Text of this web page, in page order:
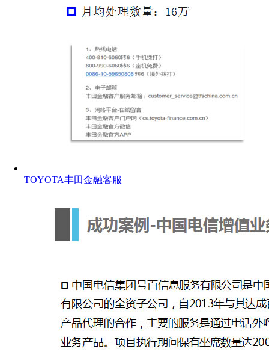
TOYOTA丰田金融客服